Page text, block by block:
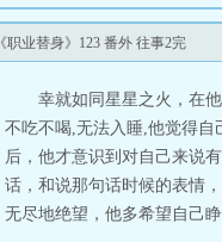
《职业替身》123 番外 往事2完
幸就如同星星之火，在
不吃不喝,无法入睡,他觉得
后，他才意识到对自己来说
话，和说那句话时候的表情
无尽地绝望，他多希望自己